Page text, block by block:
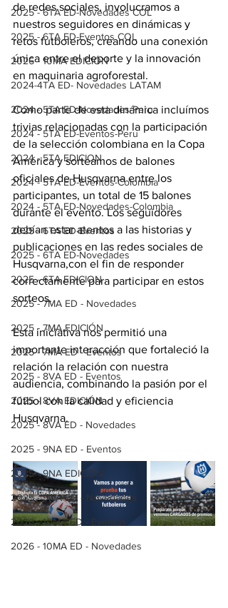
2025 - 6TA ED-Novedades COL
2025 - 6TA ED-Eventos COL
2026 - 10MA EDICIÓN
2024-4TA ED- Novedades LATAM
2024 - 5TA ED-Novedades-Peru
2024 - 5TA ED-Eventos-Peru
2024 - 5TA EDICION
2024 - 5TA ED-Eventos-Colombia
2024 - 5TA ED-Novedades-Colombia
2025 - 6TA ED-Eventos
2025 - 6TA ED-Novedades
2025 - 6TA EDICION
2025 - 7MA ED - Novedades
2025 - 7MA EDICIÓN
2025 - 7MA ED - Eventos
2025 - 8VA ED - Eventos
2025 - 8VA EDICIÓN
2025 - 8VA ED - Novedades
2025 - 9NA ED - Eventos
2025 - 9NA EDICIÓN
2025 - 9NA ED - Novedades
2026 - 10MA ED - Eventos
2026 - 10MA ED - Novedades
de redes sociales, involucramos a
nuestros seguidores en dinámicas y
retos futboleros, creando una conexión
única entre el deporte y la innovación
en maquinaria agroforestal.
Como parte de esta dinámica incluímos
trivias relacionadas con la participación
de la selección colombiana en la Copa
América y sorteamos de balones
oficiales de Husqvarna entre los
participantes, un total de 15 balones
durante el evento. Los seguidores
debían estar atentos a las historias y
publicaciones en las redes sociales de
Husqvarna,con el fin de responder
correctamente para participar en estos
sorteos.
Esta iniciativa nos permitió una
importante interacción que fortaleció la
relación la relación con nuestra
audiencia, combinando la pasión por el
fútbol con la calidad y eficiencia
Husqvarna.